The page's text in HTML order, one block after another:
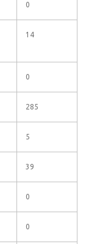
0
14
0
285
5
39
0
0